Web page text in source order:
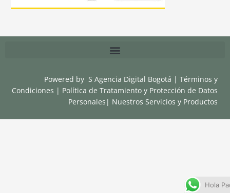
Powered by S Agencia Digital Bogotá |Términos y
Condiciones | Política de Tratamiento y Protección de Datos
Personales | Nuestros Servicios y Productos
Hola